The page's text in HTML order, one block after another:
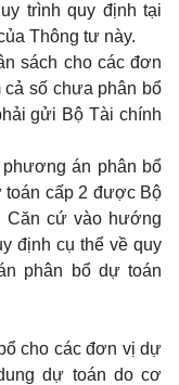
trình quy định tại
Thông tư này.
sách cho các đơn
cả số chưa phân bổ
gửi Bộ Tài chính
phương án phân bổ
toán cấp 2 được Bộ
Căn cứ vào hướng
định cụ thể về quy
phân bổ dự toán
cho các đơn vị dự
dự toán do cơ